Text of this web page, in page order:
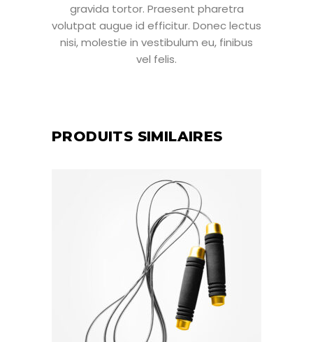
gravida tortor. Praesent pharetra
volutpat augue id efficitur. Donec lectus
nisi, molestie in vestibulum eu, finibus
vel felis.
PRODUITS SIMILAIRES